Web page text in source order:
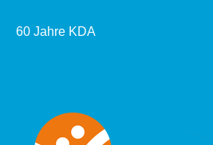
60 Jahre KDA